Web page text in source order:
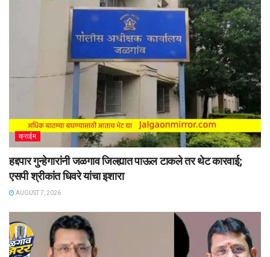
क्राईम
हद्दपार गुन्हेगारांनी जळगाव जिल्ह्यात पाऊल टाकले तर थेट कारवाई;
एसपी श्रीकांत धिवरे यांचा इशारा
AUGUST 7, 2026